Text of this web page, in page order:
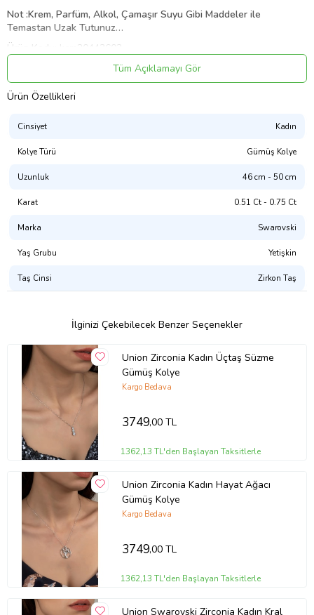
Not :Krem, Parfüm, Alkol, Çamaşır Suyu Gibi Maddeler ile
Temastan Uzak Tutunuz…
Ürün Kodu:
kcm20443603
Tüm Açıklamayı Gör
Ürün Özellikleri
Cinsiyet Kadın
Kolye Türü Gümüş Kolye
Uzunluk 46 cm - 50 cm
Karat 0.51 Ct - 0.75 Ct
Marka Swarovski
Yaş Grubu Yetişkin
Taş Cinsi Zirkon Taş
İlginizi Çekebilecek Benzer Seçenekler
Union Zirconia Kadın Üçtaş Süzme
Gümüş Kolye
Kargo Bedava
3749,00 TL
1362,13 TL'den Başlayan Taksitlerle
Union Zirconia Kadın Hayat Ağacı
Gümüş Kolye
Kargo Bedava
3749,00 TL
1362,13 TL'den Başlayan Taksitlerle
Union Swarovski Zirconia Kadın Kral